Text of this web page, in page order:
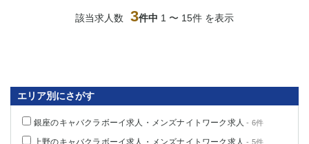
該当求人数 3件中 1 〜 15件 を表示
エリア別にさがす
銀座のキャバクラボーイ求人・メンズナイトワーク求人 - 6件
上野のキャバクラボーイ求人・メンズナイトワーク求人 - 5件